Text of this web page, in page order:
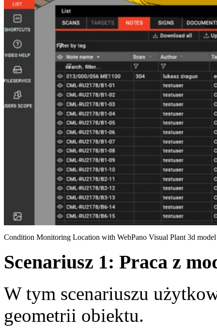
Condition Monitoring Location with WebPano Visual Plant 3d model
Scenariusz 1: Praca z
W tym scenariuszu
geometrii obiektu.